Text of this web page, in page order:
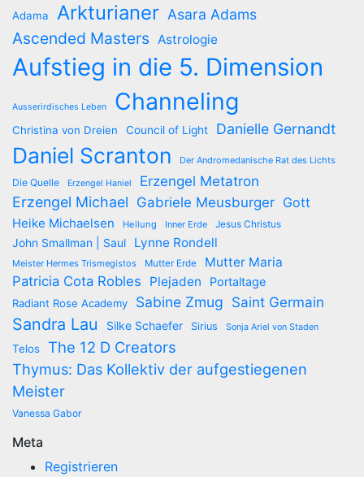
Adama Arkturianer Asara Adams
Ascended Masters Astrologie
Aufstieg in die 5. Dimension
Ausserirdisches Leben Channeling
Christina von Dreien Council of Light Danielle Gernandt
Daniel Scranton Der Andromedanische Rat des Lichts
Die Quelle Erzengel Haniel Erzengel Metatron
Erzengel Michael Gabriele Meusburger Gott
Heike Michaelsen Heilung Inner Erde Jesus Christus
John Smallman | Saul Lynne Rondell
Meister Hermes Trismegistos Mutter Erde Mutter Maria
Patricia Cota Robles Plejaden Portaltage
Radiant Rose Academy Sabine Zmug Saint Germain
Sandra Lau Silke Schaefer Sirius Sonja Ariel von Staden
Telos
The 12 D Creators
Thymus: Das Kollektiv der aufgestiegenen
Meister
Vanessa Gabor
Meta
Registrieren